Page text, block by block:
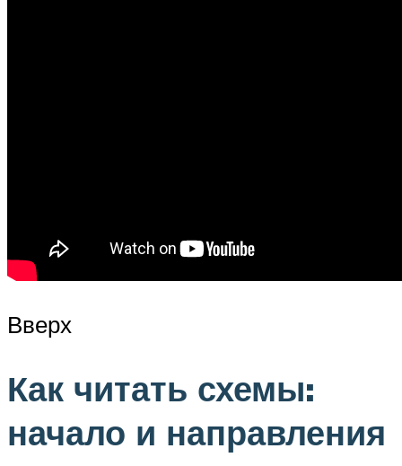
Вверх
Как читать схемы:
начало и направления